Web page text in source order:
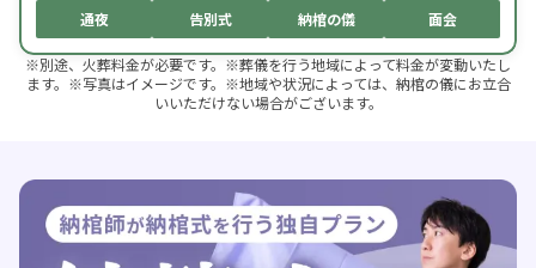
通夜 告別式 納棺の儀 面会
※別途、火葬料金が必要です。※葬儀を行う地域によって料金が変動いたし
ます。※写真はイメージです。※地域や状況によっては、納棺の儀にお立合
いいただけない場合がございます。